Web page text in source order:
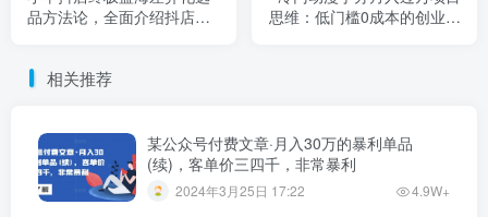
品方法论，全面介绍抖店无
思维：低门槛0成本的创业项
相关推荐
某公众号付费文章·月入30万的暴利单品
(续)，客单价三四千，非常暴利
2024年3月25日 17:22 4.9W+